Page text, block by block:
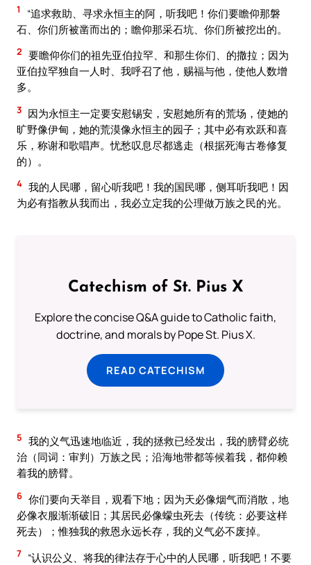
1
“追求救助、寻求永恒主的阿，听我吧！你们要瞻仰那磐
石、你们所被凿而出的；瞻仰那采石坑、你们所被挖出的。
2 要瞻仰你们的祖先亚伯拉罕、和那生你们、的撒拉；因为
亚伯拉罕独自一人时、我呼召了他，赐福与他，使他人数增
多。
3 因为永恒主一定要安慰锡安，安慰她所有的荒场，使她的
旷野像伊甸，她的荒漠像永恒主的园子；其中必有欢跃和喜
乐，称谢和歌唱声。忧愁叹息尽都逃走（根据死海古卷修复
的）。
4 我的人民哪，留心听我吧！我的国民哪，侧耳听我吧！因
为必有指教从我而出，我必立定我的公理做万族之民的光。
Catechism of St. Pius X
Explore the concise Q&A guide to Catholic faith,
doctrine, and morals by Pope St. Pius X.
READ CATECHISM
5 我的义气迅速地临近，我的拯救已经发出，我的膀臂必统
治（同词：审判）万族之民；沿海地带都等候着我，都仰赖
着我的膀臂。
6 你们要向天举目，观看下地；因为天必像烟气而消散，地
必像衣服渐渐破旧；其居民必像蠓虫死去（传统：必要这样
死去）；惟独我的救恩永远长存，我的义气必不废掉。
7 “认识公义、将我的律法存于心中的人民哪，听我吧！不要